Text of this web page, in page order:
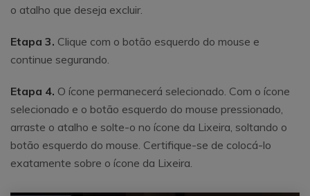
o atalho que deseja excluir.
Etapa 3. Clique com o botão esquerdo do mouse e
continue segurando.
Etapa 4. O ícone permanecerá selecionado. Com o ícone
selecionado e o botão esquerdo do mouse pressionado,
arraste o atalho e solte-o no ícone da Lixeira, soltando o
botão esquerdo do mouse. Certifique-se de colocá-lo
exatamente sobre o ícone da Lixeira.